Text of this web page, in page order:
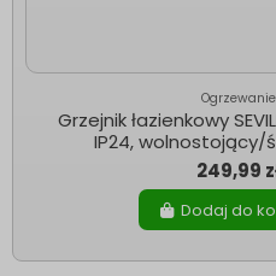
Ogrzewanie
Grzejnik łazienkowy
IP24, wolnostojący/
249,99
Dodaj do